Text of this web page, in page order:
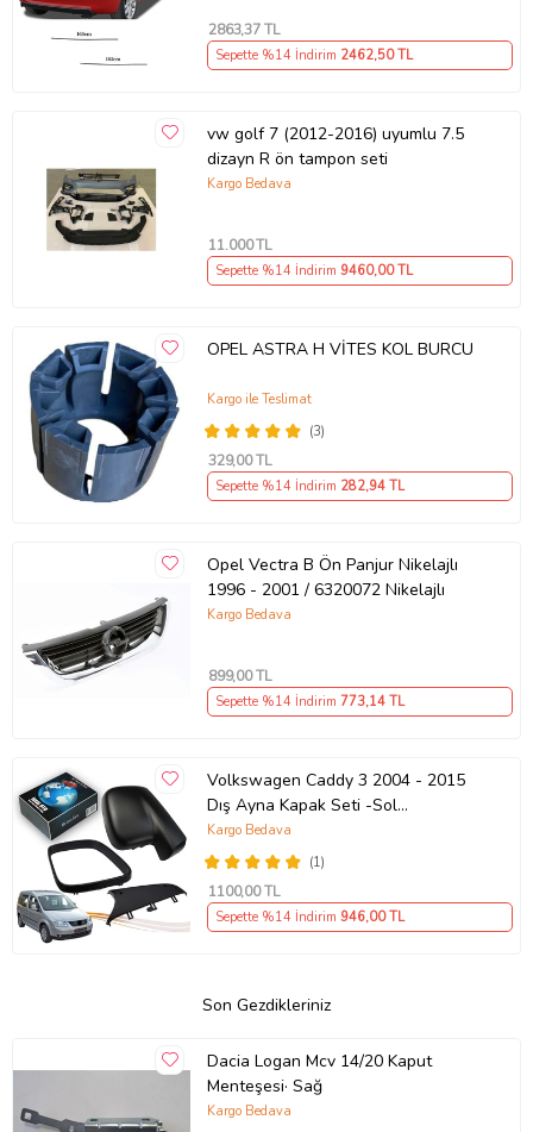
2863,37 TL
Sepette %14 İndirim 2462,50 TL
vw golf 7 (2012-2016) uyumlu 7.5
dizayn R ön tampon seti
Kargo Bedava
11.000TL
Sepette %14 İndirim 9460,00 TL
OPEL ASTRA H VİTES KOL BURCU
(3)
Kargo ile Teslimat
329,00 TL
Sepette %14 İndirim 282,94 TL
Opel Vectra B Ön Panjur Nikelajlı
1996 - 2001 / 6320072 Nikelajlı
Kargo Bedava
899,00 TL
Sepette %14 İndirim 773,14 TL
Volkswagen Caddy 3 2004 - 2015
Dış Ayna Kapak Seti -Sol
7E18575289 B9
(1)
Kargo Bedava
1100,00 TL
Sepette %14 İndirim 946,00 TL
Son Gezdikleriniz
Dacia Logan Mcv 14/20 Kaput
Menteşesi· Sağ
Kargo Bedava